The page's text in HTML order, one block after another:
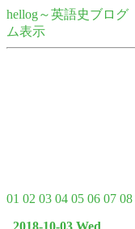
hellog～英語史ブログ
ム表示
01 02 03 04 05 06 07 08
2018-10-03 Wed